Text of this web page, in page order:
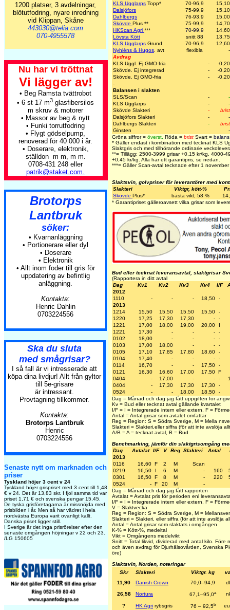
1200 platser, 3 avdelningar,
blötutfodring, nyare inredning
vid Klippan, Skåne
443030@telia.com
070-4955578
Nu har vi tröttnat
Vi lägger av!
• Beg Ramsta tvättrobot
• 6 st 17 m3 glasfibersilos
m skruv & motorer
• Massor av beg & nytt
• Funki torrutfodring
• Flygt gödselpump,
renoverad för 40 000 i år.
• Doserare, elektronik,
ställdon m m, m m.
0708-431 248 eller
patrik@staket.com.
Brotorps
Lantbruk
söker:
• Kvarnanläggning
• Portionerare eller dyl
• Doserare
• Elektronik
• Allt inom foder till gris för
uppdatering av befintlig
anläggning.
Kontakta:
Henric Dahlin
0703224556
Ska du sluta
med smågrisar?
I så fall är vi intresserade att
köpa dina livdjur! Allt från gyltor
till 5e-grisare
är intressant.
Provtagning tillkommer.
Kontakta:
Brotorps Lantbruk
Henric
0703224556
Senaste nytt om marknaden och
priser
Tyskland höjer 3 cent v 24
Tyskland höjer grispriset med 3 cent till 1,48
€ v 24. Det är 13,83 skr. I fjol samma tid var
priset 1,71 € och svenska pengar 15,45.
De tyska grisföretagarna är missnöjda med
prisbilden i år. Men så har vädret i hela
nordvästra Europa varit ovanligt kallt.
Danska priset ligger still.
I Sverige är det inga prisrörelser efter den
senaste omgången höjningar v 22 och 23.
/LG 150605
KLS Ugglarps Topp* 70-96,9
15,10
Dalsjöfors
75-99,9
15,10
Dahlbergs
76-93,9
15,00
Skövde Plus ** 75-99,9
14,70
HKScan Agri *** 70-99,9
14,60
Lövsta Kött
snitt 88
13,75
KLS Ugglarps Grund 70-96,9
12,60
Nyhléns & Hugos . avt flexibla
-
Avdrag
KLS Uggl. Ej GMO-fria
-
-0,20
Skövde. Ej integrerad
-
-0,20
Skövde. Ej GMO-fria
-
-0,20
-
Balansen i slakten
SLS/Scan
-
-
KLS Ugglarps
-
-
Skövde Slakteri
-
brist
Dalsjöfors Slakteri
-
-
Dahlbergs Slakteri
-
brist
Ginsten
-
Gröna siffror = överst Röda = brist Svart = balans
* Gäller endast i kombination med tecknat KLS
Slaktgris och med tillhörande ordinarie
**= Tillägg: 2500-3999 grisar +0,15 kr/kg, 4000-
+0,45 kr/kg. Alla har ett garantipris, se nedan.
***= Gäller Scan-avtal tecknade efter 1
Slaktsvin, golvpriser för leverantörer med
Slakteri
Viktgr, kött-%
Skövde Plus* bästa vikt, 58 %
* Garantipriset gälleroavsett vilka grisar som
Bud eller tecknat leveransavtal, slaktgrisar
(Rapportera in ditt avtal
Dag
Kv1 Kv2 Kv3 Kv4 I/F
2012
1110
- - - 18,50
-
2013
1214
15,50 15,50 15,50 15,50
-
1220
17,25 17,30 17,30 -
-
1221
17,00 18,00 19,00 20,00
I
1221
17,30 - - -
-
0102
18,00 - - -
-
0103
17,00 18,00 - -
-
0105
17,10 17,85 17,80 18,60
-
0104
17,40 - - -
-
0114
16,70 - - 17,50
-
0121
16,30 16,60 17,00 17,50 F
0404
- 17,00 - - -
0404
- 17,30 17,30 17,30
-
0524
- - 18,00 18,50
-
Dag = Månad och dag jag fått uppgiften för
Kv = Bud eller tecknat avtal gällande kvartalet
I/F = I = Integrerade intern eller extern, F =
Antal = Antal grisar som avtalet omfattar
Reg = Region: S = Södra Sverige, M = Mella
Slakteri = Slakteri,eller siffra (för att inte avslöja
A/B = A = tecknat avtal, B = Bud
Benchmarking, jämför din slaktgrisomgång
Dag
Avtalat I/F V Reg Slakteri Antal
2013
0116
16,60 F 2 M
Scan
0219
16,50 I 6 M - 160
0301
16,50 F 8 M - 220
0524
- F 20 M
-
Dag = Månad och dag jag fått rapporten
Avtalat = Avtalat pris för perioden enl
I/F = I = Integrerade intern eller extern, F =
V = Slaktvecka
Reg = Region: S = Södra Sverige, M =
Slakteri = Slakteri, eller siffra (för att inte avslöja
Antal = Antal grisar som slaktats i omgången
K-% = Kött-%, medeltal
Vikt = Omgångens medelvikt
Snitt = Total likvid, dividerad med antal kilo. Före
och även avdrag för Djurhälsovården, Svenska
öre)
Slaktsvin, Norden, noteringar
Skr
Slakteri Viktgr. kg
11,90
Danish Crown 70,0–94,9
26,58
Nortura 67,1–95,0a
? HK Agri rybsgris 76 – 92,5b